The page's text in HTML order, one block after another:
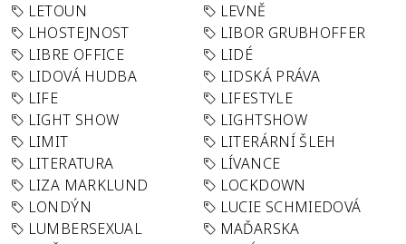
LETOUN
LEVNĚ
LHOSTEJNOST
LIBOR GRUBHOFFER
LIBRE OFFICE
LIDÉ
LIDOVÁ HUDBA
LIDSKÁ PRÁVA
LIFE
LIFESTYLE
LIGHT SHOW
LIGHTSHOW
LIMIT
LITERÁRNÍ ŠLEH
LITERATURA
LÍVANCE
LIZA MARKLUND
LOCKDOWN
LONDÝN
LUCIE SCHMIEDOVÁ
LUMBERSEXUAL
MAĎARSKA